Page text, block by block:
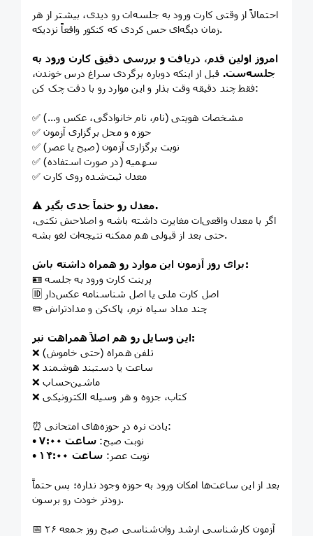
احتمالاً از وقتی کارت ورود به جلسه‌ات رو دیدی، بیشتر از هر
زمان دیگه‌ای حس کردی که کنکور واقعاً نزدیکه.
امروز اولین قدم، دریافت و بررسی دقیق کارت ورود به
جلسه‌ست. قبل از اینکه دوباره برگردی سراغ درس خوندن،
فقط چند دقیقه وقت بذار و این موارد رو با دقت چک کن:
✅ مشخصات هویتی (نام، نام خانوادگی، عکس و...)
✅ حوزه و محل برگزاری آزمون
✅ نوبت برگزاری آزمون (صبح یا عصر)
✅ سهمیه (در صورت استفاده)
✅ معدل ثبت‌شده روی کارت
⚠️
معدل رو حتماً جدی بگیر.
اگر با معدل واقعی‌ات مغایرت داشته باشه و اصلاحش نکنی،
حتی بعد از قبولی هم ممکنه نتیجه‌ات لغو بشه.
برای روز آزمون این موارد رو همراه داشته باش:
🪪 پرینت کارت ورود به جلسه
🆔 اصل کارت ملی یا اصل شناسنامه عکس‌دار
✏️ چند مداد سیاه نرم، پاک‌کن و مدادتراش
این وسایل رو هم اصلاً همراهت نبر:
❌ تلفن همراه (حتی خاموش)
❌ ساعت یا دستبند هوشمند
❌ ماشین‌حساب
❌ کتاب، جزوه و هر وسیله الکترونیکی
⏰ یادت نره درِ حوزه‌های امتحانی:
• نوبت صبح: ساعت ۷:۰۰
• نوبت عصر: ساعت ۱۴:۰۰
بعد از این ساعت‌ها امکان ورود به حوزه وجود نداره؛ پس حتماً
زودتر خودت رو برسون.
📅 آزمون کارشناسی ارشد روان‌شناسی صبح روز جمعه ۲۶